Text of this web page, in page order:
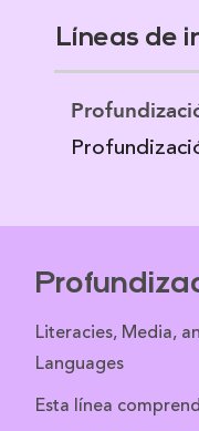
Líneas de
Literacies, Media,
Languages
Esta línea